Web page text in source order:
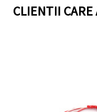
CLIENTII